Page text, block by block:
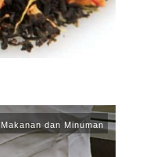
Makanan dan Minuman